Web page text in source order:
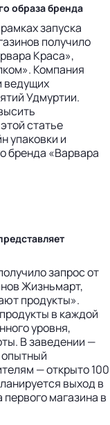
образа бренда
запуска
получило
Краса»,
Компания
ведущих
Удмуртии.
статье
упаковки и
бренда «Варвара
запрос от
Жизньмарт,
продукты».
в каждой
уровня,
В заведении —
опытный
— открыто 100
выход в
магазина в